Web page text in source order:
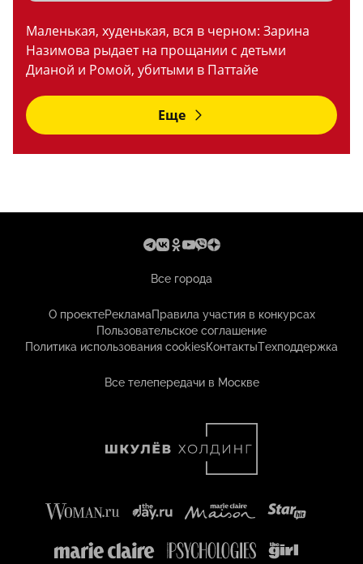
Маленькая, худенькая, вся в черном: Зарина
Назимова рыдает на прощании с детьми
Дианой и Ромой, убитыми в Паттайе
Еще
Все города
О проектеРекламаПравила участия в конкурсах
Пользовательское соглашение
Политика использования cookiesКонтактыТехподдержка
Все телепередачи в Москве